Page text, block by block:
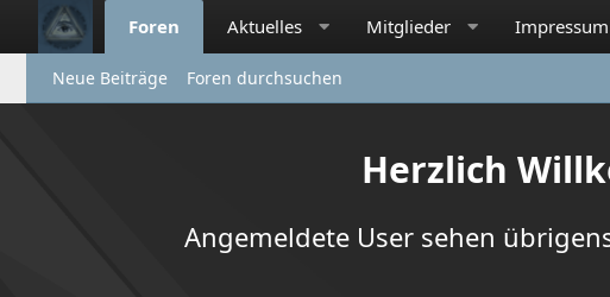
Foren Aktuelles Mitglieder Impressum
Neue Beiträge Foren durchsuchen
Herzlich
Angemeldete User sehen